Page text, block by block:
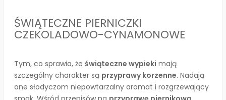
ŚWIĄTECZNE PIERNICZKI
CZEKOLADOWO-CYNAMONOWE
Tym, co sprawia, że świąteczne wypieki mają
szczególny charakter są przyprawy korzenne. Nadają
one słodyczom niepowtarzalny aromat i rozgrzewający